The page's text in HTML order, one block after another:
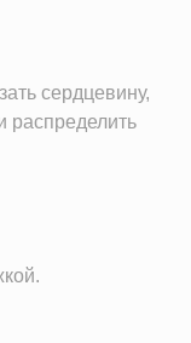
сердцевину,
распределить